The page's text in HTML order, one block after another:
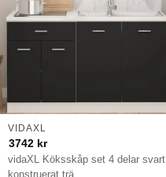
vidaXL Köksskåp set 4 delar svart
konstruerat trä
VIDAXL
3742 kr